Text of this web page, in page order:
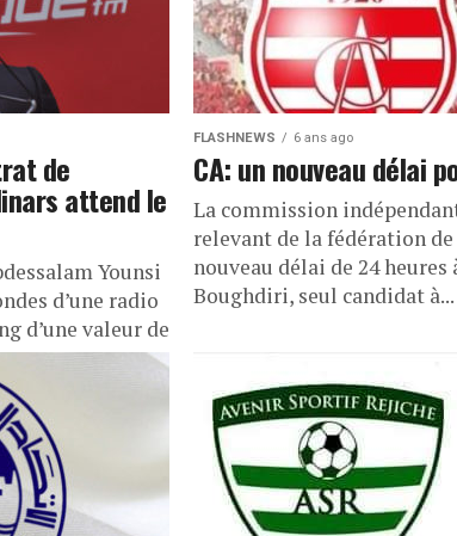
de
attend le
Younsi
d’une radio
d’une valeur de
FLASHNEWS 6 ans ago
CA: un nouveau délai
La commission
relevant de la fédération
nouveau délai de 24
Boughdiri, seul candidat à...